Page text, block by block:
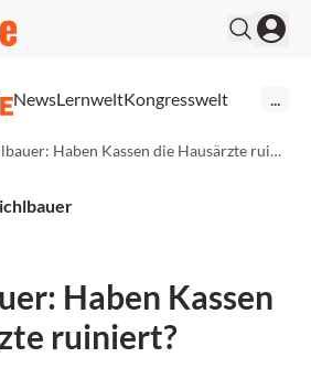
NewsLernweltKongresswelt
Dr. Pichlbauer: Haben Kassen die Hausärzte ruiniert?
Haben Kassen
ruiniert?